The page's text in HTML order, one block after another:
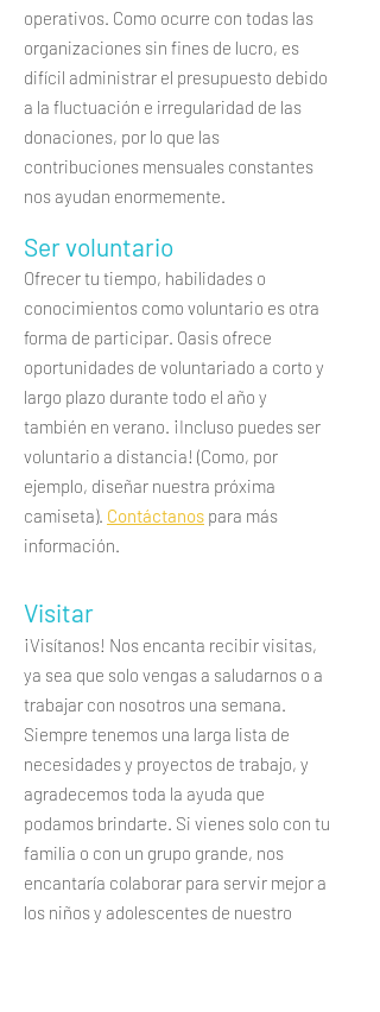
operativos. Como ocurre con todas las
organizaciones sin fines de lucro, es
difícil administrar el presupuesto debido
a la fluctuación e irregularidad de las
donaciones, por lo que las
contribuciones mensuales constantes
nos ayudan enormemente.
Ser voluntario
Ofrecer tu tiempo, habilidades o
conocimientos como voluntario es otra
forma de participar. Oasis ofrece
oportunidades de voluntariado a corto y
largo plazo durante todo el año y
también en verano. ¡Incluso puedes ser
voluntario a distancia! (Como, por
ejemplo, diseñar nuestra próxima
camiseta). Contáctanos para más
información.
Visitar
¡Visítanos! Nos encanta recibir visitas,
ya sea que solo vengas a saludarnos o a
trabajar con nosotros una semana.
Siempre tenemos una larga lista de
necesidades y proyectos de trabajo, y
agradecemos toda la ayuda que
podamos brindarte. Si vienes solo con tu
familia o con un grupo grande, nos
encantaría colaborar para servir mejor a
los niños y adolescentes de nuestro